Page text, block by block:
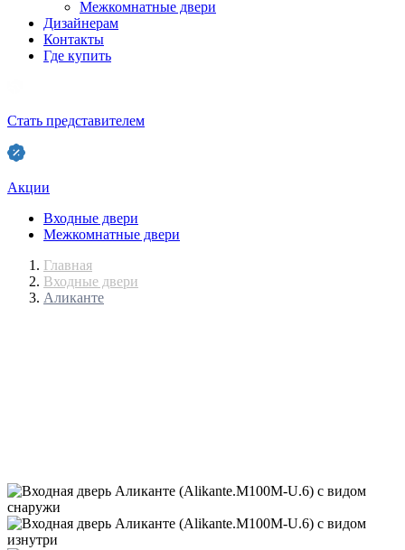
Межкомнатные двери
Дизайнерам
Контакты
Где купить
Стать представителем
Акции
Входные двери
Межкомнатные двери
Главная
Входные двери
Аликанте